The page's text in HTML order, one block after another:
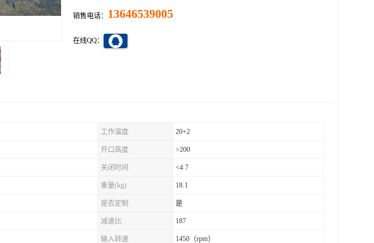
销售电话： 13646539005
在线QQ：
工作温度 20+2
开口高度 >200
关闭时间 <4.7
重量(kg) 18.1
是否定制 是
减速比 187
输入转速 1450（rpm）